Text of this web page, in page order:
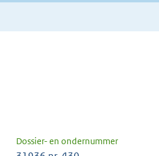
Dossier- en ondernummer